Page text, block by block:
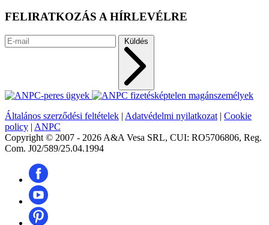
FELIRATKOZÁS A HÍRLEVÉLRE
Küldés
Általános szerződési feltételek | Adatvédelmi nyilatkozat | Cookie
policy | ANPC
Copyright © 2007 - 2026 A&A Vesa SRL, CUI: RO5706806, Reg.
Com. J02/589/25.04.1994